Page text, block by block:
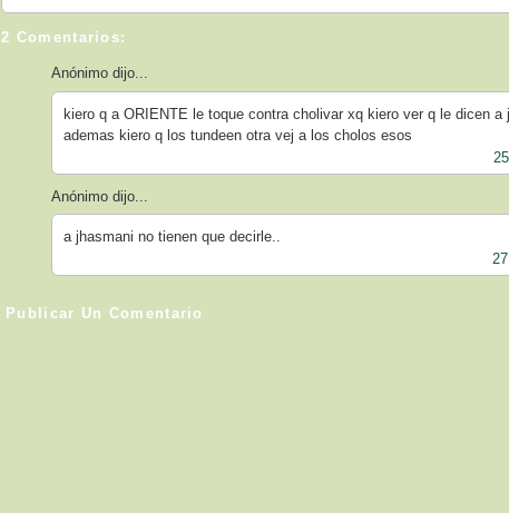
2 Comentarios:
Anónimo dijo...
kiero q a ORIENTE le toque contra cholivar xq kiero ver q le dicen
ademas kiero q los tundeen otra vej a los cholos esos
Anónimo dijo...
a jhasmani no tienen que decirle..
Publicar Un Comentario